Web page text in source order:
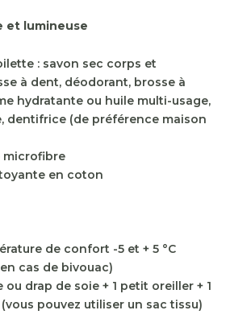
et lumineuse
: savon sec corps et
à dent, déodorant, brosse à
hydratante ou huile multi-usage,
dentifrice (de préférence maison
microfibre
en coton
de confort -5 et + 5 °C
cas de bivouac)
ou drap de soie + 1 petit oreiller + 1
pouvez utiliser un sac tissu)